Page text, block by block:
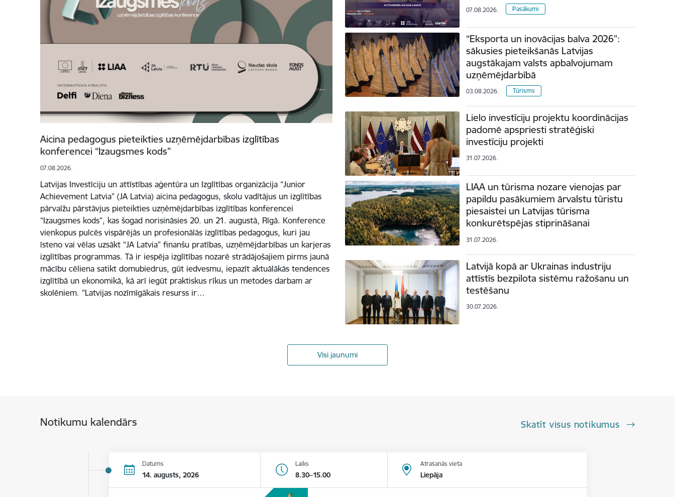
Aicina pedagogus pieteikties uzņēmējdarbības izglītības
konferencei “Izaugsmes kods”
07.08.2026.
Latvijas Investīciju un attīstības aģentūra un Izglītības organizācija “Junior
Achievement Latvia” (JA Latvia) aicina pedagogus, skolu vadītājus un izglītības
pārvalžu pārstāvjus pieteikties uzņēmējdarbības izglītības konferencei
“Izaugsmes kods”, kas šogad norisināsies 20. un 21. augustā, Rīgā. Konference
vienkopus pulcēs vispārējās un profesionālās izglītības pedagogus, kuri jau
īsteno vai vēlas uzsākt “JA Latvia” finanšu pratības, uzņēmējdarbības un karjeras
izglītības programmas. Tā ir iespēja izglītības nozarē strādājošajiem pirms jaunā
mācību cēliena satikt domubiedrus, gūt iedvesmu, iepazīt aktuālākās tendences
izglītībā un ekonomikā, kā arī iegūt praktiskus rīkus un metodes darbam ar
skolēniem. "Latvijas nozīmīgākais resurss ir…
07.08.2026. Pasākumi
“Eksporta un inovācijas balva 2026”:
sākusies pieteikšanās Latvijas
augstākajam valsts apbalvojumam
uzņēmējdarbībā
03.08.2026. Tūrisms
Lielo investīciju projektu koordinācijas
padomē apspriesti stratēģiski
investīciju projekti
31.07.2026.
LIAA un tūrisma nozare vienojas par
papildu pasākumiem ārvalstu tūristu
piesaistei un Latvijas tūrisma
konkurētspējas stiprināšanai
31.07.2026.
Latvijā kopā ar Ukrainas industriju
attīstīs bezpilota sistēmu ražošanu un
testēšanu
30.07.2026.
Visi jaunumi
Notikumu kalendārs Skatīt visus notikumus
Datums
14. augusts, 2026
Laiks
8.30–15.00
Atrašanās vieta
Liepāja